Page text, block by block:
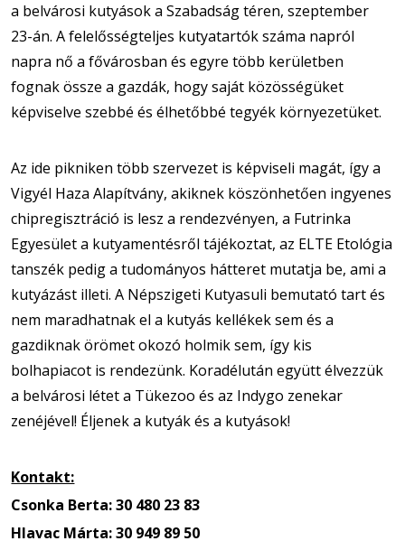
a belvárosi kutyások a Szabadság téren, szeptember
23-án. A felelősségteljes kutyatartók száma napról
napra nő a fővárosban és egyre több kerületben
fognak össze a gazdák, hogy saját közösségüket
képviselve szebbé és élhetőbbé tegyék környezetüket.
Az ide pikniken több szervezet is képviseli magát, így a
Vigyél Haza Alapítvány, akiknek köszönhetően ingyenes
chipregisztráció is lesz a rendezvényen, a Futrinka
Egyesület a kutyamentésről tájékoztat, az ELTE Etológia
tanszék pedig a tudományos hátteret mutatja be, ami a
kutyázást illeti. A Népszigeti Kutyasuli bemutató tart és
nem maradhatnak el a kutyás kellékek sem és a
gazdiknak örömet okozó holmik sem, így kis
bolhapiacot is rendezünk. Koradélután együtt élvezzük
a belvárosi létet a Tükezoo és az Indygo zenekar
zenéjével! Éljenek a kutyák és a kutyások!
Kontakt:
Csonka Berta: 30 480 23 83
Hlavac Márta: 30 949 89 50